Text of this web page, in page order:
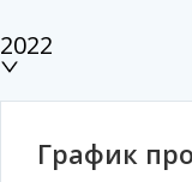
График
2022